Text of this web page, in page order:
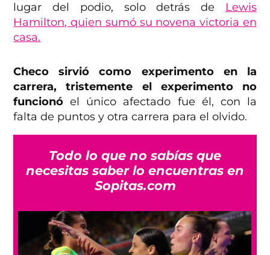
lugar del podio, solo detrás de
Lewis
Hamilton, quien sumó su novena victoria en
casa.
Checo sirvió como experimento en la
carrera, tristemente el experimento no
funcionóel único afectado fue él, con la
falta de puntos y otra carrera para el olvido.
Todo lo que no sabías que
necesitas saber lo encuentras en
Sopitas.com